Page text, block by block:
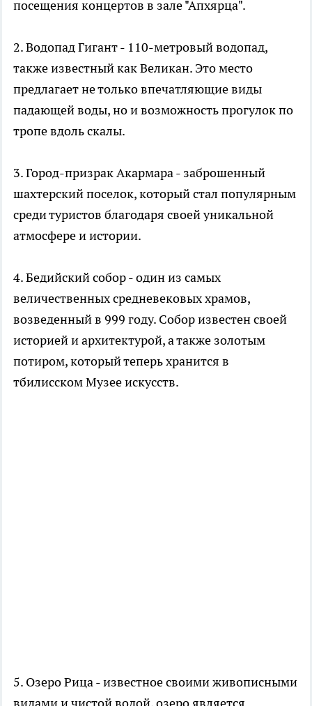
посещения концертов в зале "Апхярца".
2. Водопад Гигант - 110-метровый водопад,
также известный как Великан. Это место
предлагает не только впечатляющие виды
падающей воды, но и возможность прогулок по
тропе вдоль скалы.
3. Город-призрак Акармара - заброшенный
шахтерский поселок, который стал популярным
среди туристов благодаря своей уникальной
атмосфере и истории.
4. Бедийский собор - один из самых
величественных средневековых храмов,
возведенный в 999 году. Собор известен своей
историей и архитектурой, а также золотым
потиром, который теперь хранится в
тбилисском Музее искусств.
5. Озеро Рица - известное своими живописными